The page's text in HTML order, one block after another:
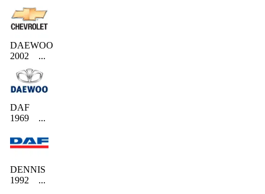
DAEWOO
2002
...
DAF
1969
...
DENNIS
1992
...